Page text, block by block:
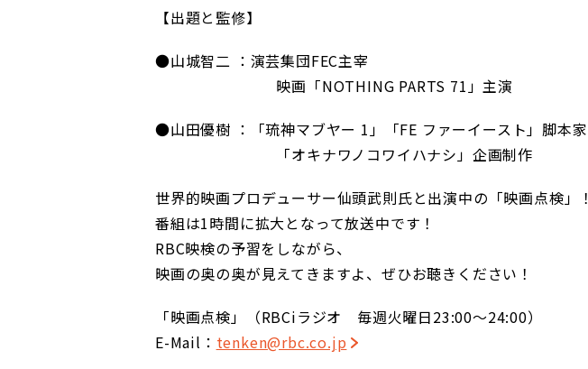
【出題と監修】
●山城智二 ：演芸集団FEC主宰
映画「NOTHING PARTS 71」主演
●山田優樹 ：「琉神マブヤー 1」「FE ファーイースト」脚本家
「オキナワノコワイハナシ」企画制作
世界的映画プロデューサー仙頭武則氏と出演中の「映画点検」！
番組は1時間に拡大となって放送中です！
RBC映検の予習をしながら、
映画の奥の奥が見えてきますよ、ぜひお聴きください！
「映画点検」（RBCiラジオ 毎週火曜日23:00～24:00）
E-Mail： tenken@rbc.co.jp